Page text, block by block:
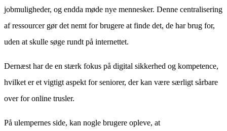
jobmuligheder, og endda møde nye mennesker. Denne centralisering
af ressourcer gør det nemt for brugere at finde det, de har brug for,
uden at skulle søge rundt på internettet.
Dernæst har de en stærk fokus på digital sikkerhed og kompetence,
hvilket er et vigtigt aspekt for seniorer, der kan være særligt sårbare
over for online trusler.
På ulempernes side, kan nogle brugere opleve, at